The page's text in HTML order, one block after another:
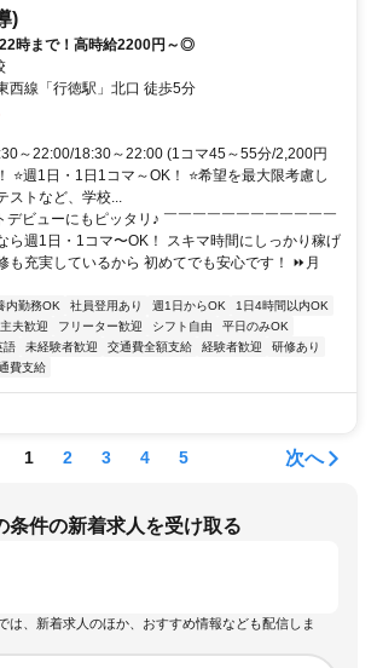
)
時まで！高時給2200円～◎
西線「行徳駅」北口 徒歩5分
～22:00/18:30～22:00 (1コマ45～55分/2,200円
⭐週1日・1日1コマ～OK！ ⭐希望を最大限考慮し
ストなど、学校...
デビューにもピッタリ♪ ￣￣￣￣￣￣￣￣￣￣￣￣
ら週1日・1コマ〜OK！ スキマ時間にしっかり稼げ
も充実しているから 初めてでも安心です！ ⏩月
内勤務OK 社員登用あり 週1日からOK
1日4時間以内OK
夫歓迎 フリーター歓迎 シフト自由
平日のみOK
語 未経験者歓迎 交通費全額支給 経験者歓迎
研修あり
費支給
1 2 3 4 5 次へ
条件の新着求人を受け取る
は、新着求人のほか、おすすめ情報なども配信しま